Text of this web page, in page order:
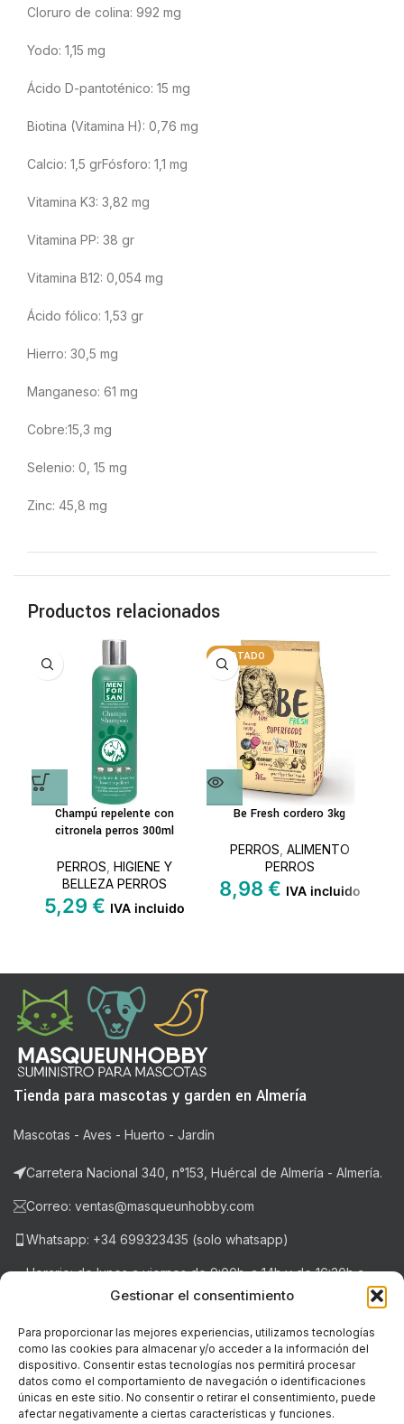
Gestionar el consentimiento
Para proporcionar las mejores experiencias, utilizamos tecnologías
como las cookies para almacenar y/o acceder a la información del
dispositivo. Consentir estas tecnologías nos permitirá procesar
datos como el comportamiento de navegación o identificaciones
únicas en este sitio. No consentir o retirar el consentimiento, puede
afectar negativamente a ciertas características y funciones.
Cloruro de colina: 992 mg
Yodo: 1,15 mg
Ácido D-pantoténico: 15 mg
Biotina (Vitamina H): 0,76 mg
Calcio: 1,5 grFósforo: 1,1 mg
Vitamina K3: 3,82 mg
Vitamina PP: 38 gr
Vitamina B12: 0,054 mg
Ácido fólico: 1,53 gr
Hierro: 30,5 mg
Manganeso: 61 mg
Cobre:15,3 mg
Selenio: 0, 15 mg
Zinc: 45,8 mg
Productos relacionados
Champú repelente con
citronela perros 300ml
PERROS HIGIENE Y
BELLEZA PERROS
5,29 € IVA incluido
AGOTADO
Be Fresh cordero 3kg
PERROS ALIMENTO
PERROS
8,98 € IVA incluido
Tienda para mascotas y garden en Almería
Mascotas - Aves - Huerto - Jardín
Carretera Nacional 340, n°153, Huércal de Almería - Almería.
Correo: ventas@masqueunhobby.com
Whatsapp: +34 699323435 (solo whatsapp)
Horario: de lunes a viernes de 9:00h. a 14h y de 16:30h a
20:30h . Sábados de 9:00h a 14:00h.
NOTICIAS RECIENTES
LEGAL